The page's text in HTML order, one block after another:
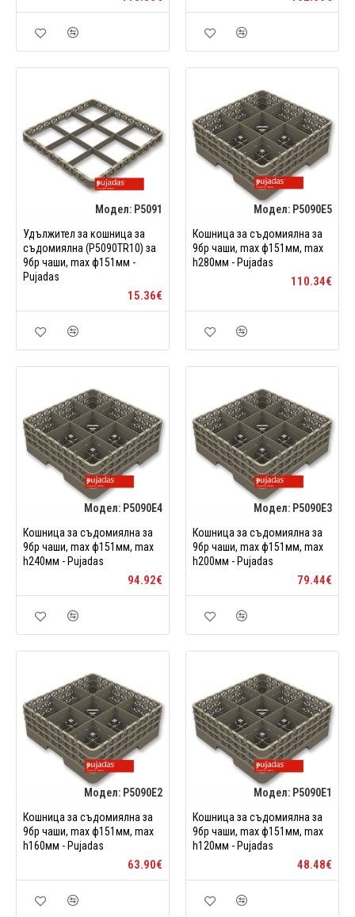
Модел: P5091
Удължител за кошница за
съдомиялна (P5090TR10) за
9бр чаши, max ф151мм -
Pujadas
15.36€
Модел: P5090E5
Кошница за съдомиялна за
9бр чаши, max ф151мм, max
h280мм - Pujadas
110.34€
Модел: P5090E4
Кошница за съдомиялна за
9бр чаши, max ф151мм, max
h240мм - Pujadas
94.92€
Модел: P5090E3
Кошница за съдомиялна за
9бр чаши, max ф151мм, max
h200мм - Pujadas
79.44€
Модел: P5090E2
Кошница за съдомиялна за
9бр чаши, max ф151мм, max
h160мм - Pujadas
63.90€
Модел: P5090E1
Кошница за съдомиялна за
9бр чаши, max ф151мм, max
h120мм - Pujadas
48.48€